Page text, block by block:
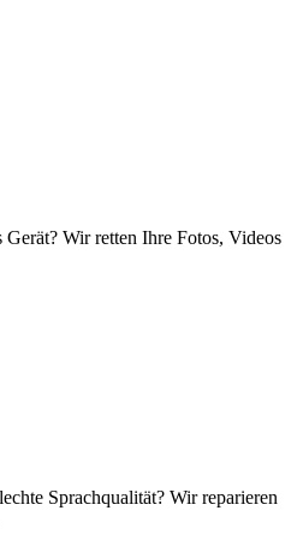
Wir retten Ihre Fotos, Videos
Sprachqualität? Wir reparieren